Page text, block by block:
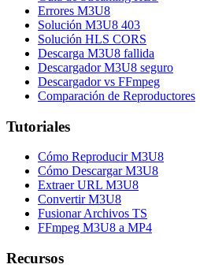
Errores M3U8
Solución M3U8 403
Solución HLS CORS
Descarga M3U8 fallida
Descargador M3U8 seguro
Descargador vs FFmpeg
Comparación de Reproductores
Tutoriales
Cómo Reproducir M3U8
Cómo Descargar M3U8
Extraer URL M3U8
Convertir M3U8
Fusionar Archivos TS
FFmpeg M3U8 a MP4
Recursos